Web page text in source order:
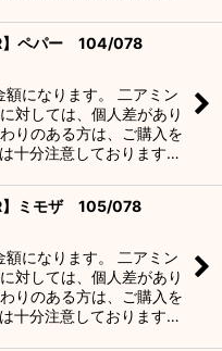
】ペパー 104/078
になります。 二アミン
対しては、個人差があり
りのある方は、ご購入を
十分注意しております…
】ミモザ 105/078
になります。 二アミン
対しては、個人差があり
りのある方は、ご購入を
十分注意しております…